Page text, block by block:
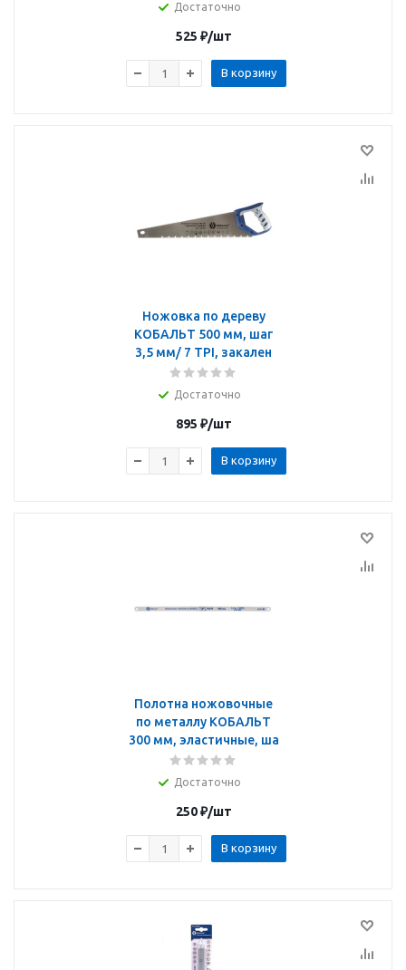
Достаточно
525 ₽/шт
В корзину
Ножовка по дереву
КОБАЛЬТ 500 мм, шаг
3,5 мм/ 7 TPI, закален
Достаточно
895 ₽/шт
В корзину
Полотна ножовочные
по металлу КОБАЛЬТ
300 мм, эластичные, ша
Достаточно
250₽/шт
В корзину